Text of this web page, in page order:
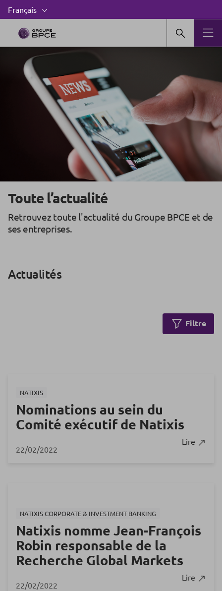
Toute l’actualité
Retrouvez toute l'actualité du Groupe BPCE et de
ses entreprises.
Actualités
Filtre
NATIXIS
Nominations au sein du
Comité exécutif de Natixis
22/02/2022
Lire
NATIXIS CORPORATE & INVESTMENT BANKING
Natixis nomme Jean-François
Robin responsable de la
Recherche Global Markets
22/02/2022
Lire